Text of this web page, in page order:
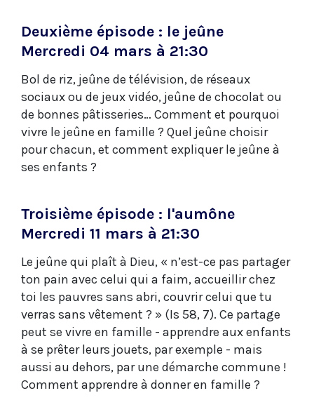
Deuxième épisode : le jeûne
Mercredi 04 mars à 21:30
Bol de riz, jeûne de télévision, de réseaux
sociaux ou de jeux vidéo, jeûne de chocolat ou
de bonnes pâtisseries… Comment et pourquoi
vivre le jeûne en famille ? Quel jeûne choisir
pour chacun, et comment expliquer le jeûne à
ses enfants ?
Troisième épisode : l'aumône
Mercredi 11 mars à 21:30
Le jeûne qui plaît à Dieu, « n’est-ce pas partager
ton pain avec celui qui a faim, accueillir chez
toi les pauvres sans abri, couvrir celui que tu
verras sans vêtement ? » (Is 58, 7). Ce partage
peut se vivre en famille - apprendre aux enfants
à se prêter leurs jouets, par exemple - mais
aussi au dehors, par une démarche commune !
Comment apprendre à donner en famille ?